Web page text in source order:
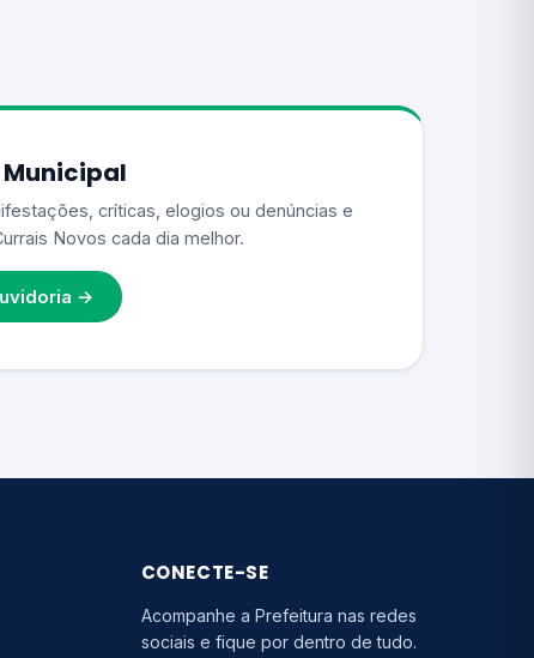
críticas, elogios ou denúncias e
Novos cada dia melhor.
→
CONECTE-SE
Acompanhe a Prefeitura nas redes
sociais e fique por dentro de tudo.